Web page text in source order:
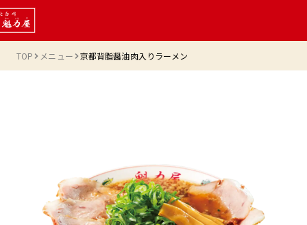
TOP メニュー 京都背脂醤油肉入りラーメン